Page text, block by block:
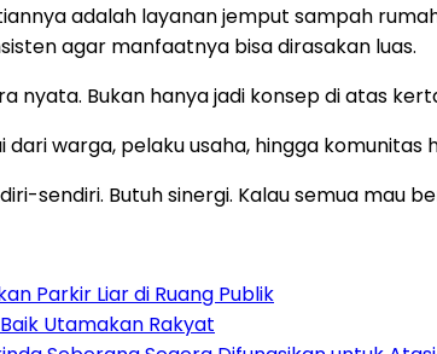
adalah layanan jemput sampah
agar manfaatnya bisa dirasakan luas.
nyata. Bukan hanya jadi konsep di atas
warga, pelaku usaha, hingga
sendiri. Butuh sinergi. Kalau semua mau
Parkir Liar di Ruang Publik
Utamakan Rakyat